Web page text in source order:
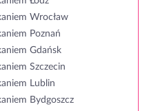
Wrocław
Poznań
Gdańsk
Szczecin
Lublin
Bydgoszcz